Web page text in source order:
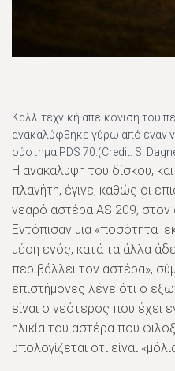
Καλλιτεχνική απεικόνιση του
ανακαλύφθηκε γύρω από έναν
σύστημα PDS 70.(Credit: S.
Η ανακάλυψη του δίσκου,
πλανήτη, έγινε, καθώς οι
νεαρό αστέρα AS 209, στον
Εντόπισαν μια «ποσότητα
μέση ενός, κατά τα άλλα
περιβάλλει τον αστέρα»,
επιστήμονες λένε ότι ο
είναι ο νεότερος που έχει
ηλικία του αστέρα που
υπολογίζεται ότι είναι